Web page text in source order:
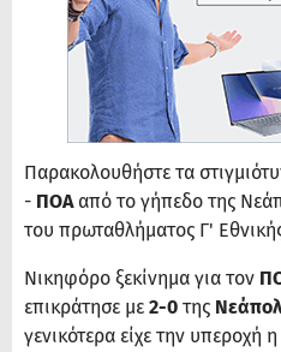
Παρακολουθήστε τα
- ΠΟΑ από το γήπεδο της
του πρωταθλήματος Γ'
Νικηφόρο ξεκίνημα για τον
επικράτησε με 2-0 της
γενικότερα είχε την υπεροχή